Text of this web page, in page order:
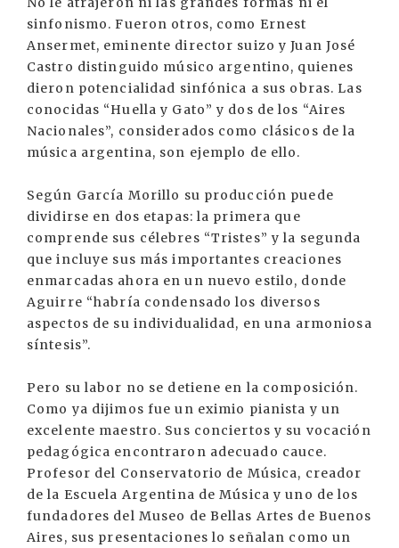
sinfonismo. Fueron otros, como Ernest
Ansermet, eminente director suizo y Juan José
Castro distinguido músico argentino, quienes
dieron potencialidad sinfónica a sus obras. Las
conocidas “Huella y Gato” y dos de los “Aires
Nacionales”, considerados como clásicos de la
música argentina, son ejemplo de ello.
Según García Morillo su producción puede
dividirse en dos etapas: la primera que
comprende sus célebres “Tristes” y la segunda
que incluye sus más importantes creaciones
enmarcadas ahora en un nuevo estilo, donde
Aguirre “habría condensado los diversos
aspectos de su individualidad, en una armoniosa
síntesis”.
Pero su labor no se detiene en la composición.
Como ya dijimos fue un eximio pianista y un
excelente maestro. Sus conciertos y su vocación
pedagógica encontraron adecuado cauce.
Profesor del Conservatorio de Música, creador
de la Escuela Argentina de Música y uno de los
fundadores del Museo de Bellas Artes de Buenos
Aires, sus presentaciones lo señalan como un